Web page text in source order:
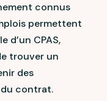
connus
permettent
d’un CPAS,
trouver un
des
contrat.